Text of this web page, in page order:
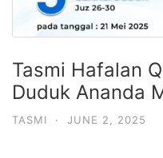
Tasmi Hafalan
Duduk Ananda
TASMI · JUNE 2, 2025